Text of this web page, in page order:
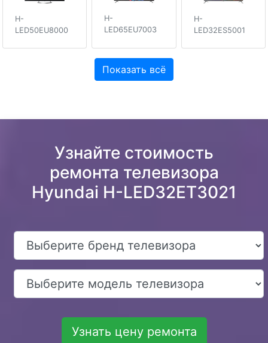
H-
LED50EU8000
H-
LED65EU7003
H-
LED32ES5001
Показать всё
Узнайте стоимость
ремонта телевизора
Hyundai H-LED32ET3021
Узнать цену ремонта